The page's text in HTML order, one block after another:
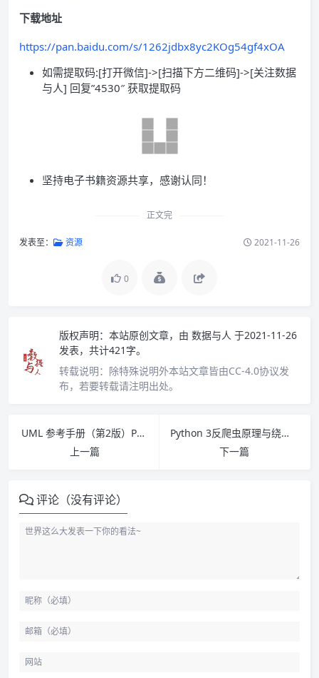
下载地址
https://pan.baidu.com/s/1262jdbx8yc2KOg54gf4xOA
如需提取码:[打开微信]->[扫描下方二维码]->[关注数据
与人] 回复”4530″ 获取提取码
坚持电子书籍资源共享，感谢认同！
正文完
发表至： 资源 2021-11-26
0
版权声明： 本站原创文章，由 数据与人 于2021-11-26
发表，共计421字。
转载说明： 除特殊说明外本站文章皆由CC-4.0协议发
布，若要转载请注明出处。
UML 参考手册（第2版）PDF下载
上一篇
Python 3反爬虫原理与绕过实战 PDF下载
下一篇
评论（没有评论）